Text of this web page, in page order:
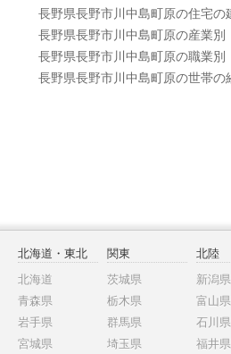
長野県長野市川中島町原の住宅の
長野県長野市川中島町原の産業
長野県長野市川中島町原の職業別
長野県長野市川中島町原の世帯の
北海道・東北
北海道
青森県
岩手県
宮城県
関東
茨城県
栃木県
群馬県
埼玉県
北陸
新潟県
富山県
石川県
福井県